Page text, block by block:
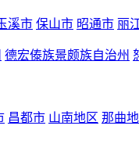
溪市 保山市 昭通市 丽
德宏傣族景颇族自治州
昌都市 山南地区 那曲